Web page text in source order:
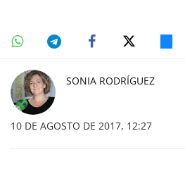
SONIA RODRÍGUEZ
10 DE AGOSTO DE 2017, 12:27